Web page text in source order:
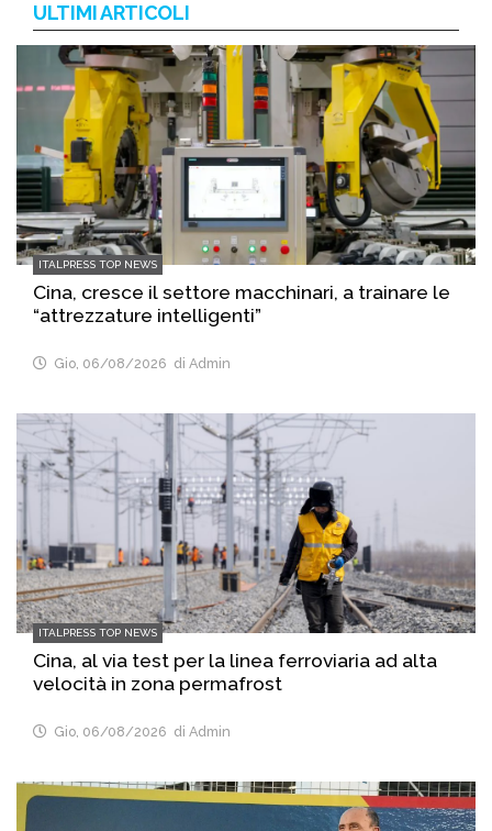
ULTIMI ARTICOLI
ITALPRESS TOP NEWS
Cina, cresce il settore macchinari, a trainare le
“attrezzature intelligenti”
Gio, 06/08/2026 di Admin
ITALPRESS TOP NEWS
Cina, al via test per la linea ferroviaria ad alta
velocità in zona permafrost
Gio, 06/08/2026 di Admin